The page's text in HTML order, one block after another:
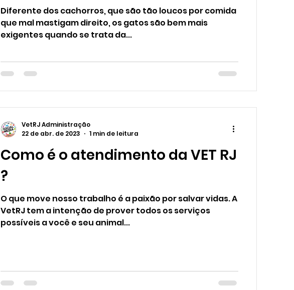
Diferente dos cachorros, que são tão loucos por comida
que mal mastigam direito, os gatos são bem mais
exigentes quando se trata da...
Como é o atendimento da VET RJ
?
O que move nosso trabalho é a paixão por salvar vidas. A
VetRJ tem a intenção de prover todos os serviços
possíveis a você e seu animal...
VetRJ Administração
22 de abr. de 2023
1 min de leitura